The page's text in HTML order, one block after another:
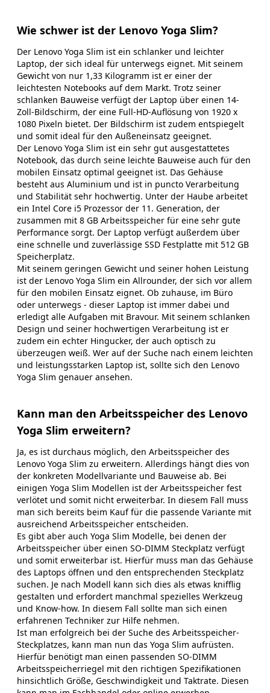
Wie schwer ist der Lenovo Yoga Slim?
Der Lenovo Yoga Slim ist ein schlanker und leichter
Laptop, der sich ideal für unterwegs eignet. Mit seinem
Gewicht von nur 1,33 Kilogramm ist er einer der
leichtesten Notebooks auf dem Markt. Trotz seiner
schlanken Bauweise verfügt der Laptop über einen 14-
Zoll-Bildschirm, der eine Full-HD-Auflösung von 1920 x
1080 Pixeln bietet. Der Bildschirm ist zudem entspiegelt
und somit ideal für den Außeneinsatz geeignet.
Der Lenovo Yoga Slim ist ein sehr gut ausgestattetes
Notebook, das durch seine leichte Bauweise auch für den
mobilen Einsatz optimal geeignet ist. Das Gehäuse
besteht aus Aluminium und ist in puncto Verarbeitung
und Stabilität sehr hochwertig. Unter der Haube arbeitet
ein Intel Core i5 Prozessor der 11. Generation, der
zusammen mit 8 GB Arbeitsspeicher für eine sehr gute
Performance sorgt. Der Laptop verfügt außerdem über
eine schnelle und zuverlässige SSD Festplatte mit 512 GB
Speicherplatz.
Mit seinem geringen Gewicht und seiner hohen Leistung
ist der Lenovo Yoga Slim ein Allrounder, der sich vor allem
für den mobilen Einsatz eignet. Ob zuhause, im Büro
oder unterwegs - dieser Laptop ist immer dabei und
erledigt alle Aufgaben mit Bravour. Mit seinem schlanken
Design und seiner hochwertigen Verarbeitung ist er
zudem ein echter Hingucker, der auch optisch zu
überzeugen weiß. Wer auf der Suche nach einem leichten
und leistungsstarken Laptop ist, sollte sich den Lenovo
Yoga Slim genauer ansehen.
Kann man den Arbeitsspeicher des Lenovo
Yoga Slim erweitern?
Ja, es ist durchaus möglich, den Arbeitsspeicher des
Lenovo Yoga Slim zu erweitern. Allerdings hängt dies von
der konkreten Modellvariante und Bauweise ab. Bei
einigen Yoga Slim Modellen ist der Arbeitsspeicher fest
verlötet und somit nicht erweiterbar. In diesem Fall muss
man sich bereits beim Kauf für die passende Variante mit
ausreichend Arbeitsspeicher entscheiden.
Es gibt aber auch Yoga Slim Modelle, bei denen der
Arbeitsspeicher über einen SO-DIMM Steckplatz verfügt
und somit erweiterbar ist. Hierfür muss man das Gehäuse
des Laptops öffnen und den entsprechenden Steckplatz
suchen. Je nach Modell kann sich dies als etwas knifflig
gestalten und erfordert manchmal spezielles Werkzeug
und Know-how. In diesem Fall sollte man sich einen
erfahrenen Techniker zur Hilfe nehmen.
Ist man erfolgreich bei der Suche des Arbeitsspeicher-
Steckplatzes, kann man nun das Yoga Slim aufrüsten.
Hierfür benötigt man einen passenden SO-DIMM
Arbeitsspeicherriegel mit den richtigen Spezifikationen
hinsichtlich Größe, Geschwindigkeit und Taktrate. Diesen